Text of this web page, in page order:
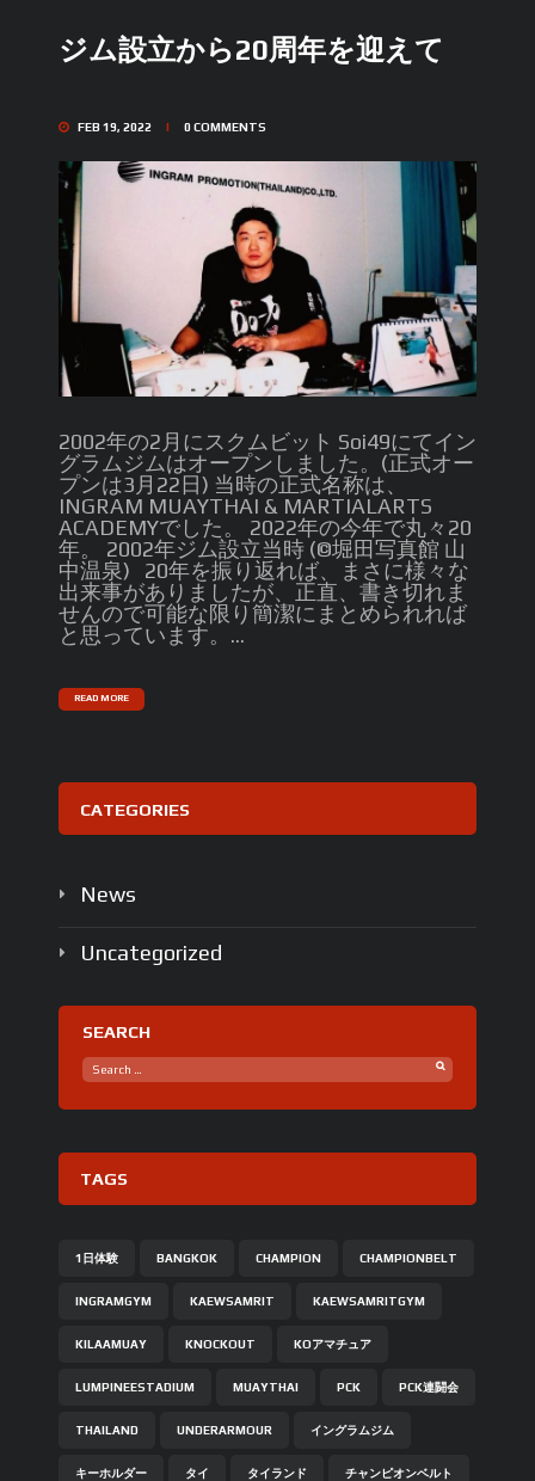
ジム設立から20周年を迎えて
FEB 19, 2022 0COMMENTS
2002年の2月にスクムビット Soi49にてイン
グラムジムはオープンしました。(正式オー
プンは3月22日) 当時の正式名称は、
INGRAM MUAYTHAI & MARTIALARTS
ACADEMYでした。 2022年の今年で丸々20
年。 2002年ジム設立当時 (©︎堀田写真館 山
中温泉) 20年を振り返れば、まさに様々な
出来事がありましたが、正直、書き切れま
せんので可能な限り簡潔にまとめられれば
と思っています。...
READ MORE
CATEGORIES
News
Uncategorized
SEARCH
TAGS
1日体験 BANGKOK CHAMPION CHAMPIONBELT
INGRAMGYM KAEWSAMRIT KAEWSAMRITGYM
KILAAMUAY KNOCKOUT KOアマチュア
LUMPINEESTADIUM MUAYTHAI PCK PCK連闘会
THAILAND UNDERARMOUR イングラムジム
キーホルダー タイ タイランド チャンピオンベルト